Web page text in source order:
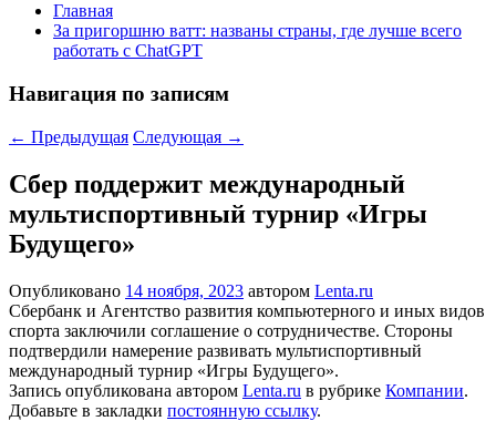
Главная
За пригоршню ватт: названы страны, где лучше всего
работать с ChatGPT
Навигация по записям
← Предыдущая Следующая →
Сбер поддержит международный
мультиспортивный турнир «Игры
Будущего»
Опубликовано 14 ноября, 2023 автором Lenta.ru
Сбербанк и Агентство развития компьютерного и иных видов
спорта заключили соглашение о сотрудничестве. Стороны
подтвердили намерение развивать мультиспортивный
международный турнир «Игры Будущего».
Запись опубликована автором Lenta.ru в рубрике Компании.
Добавьте в закладки постоянную ссылку.